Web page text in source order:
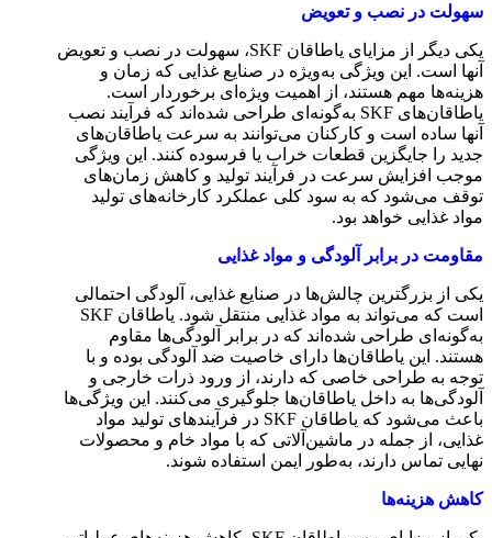
سهولت در نصب و تعویض
یکی دیگر از مزایای یاطاقان SKF، سهولت در نصب و تعویض
آنها است. این ویژگی به‌ویژه در صنایع غذایی که زمان و
هزینه‌ها مهم هستند، از اهمیت ویژه‌ای برخوردار است.
یاطاقان‌های SKF به‌گونه‌ای طراحی شده‌اند که فرآیند نصب
آنها ساده است و کارکنان می‌توانند به سرعت یاطاقان‌های
جدید را جایگزین قطعات خراب یا فرسوده کنند. این ویژگی
موجب افزایش سرعت در فرآیند تولید و کاهش زمان‌های
توقف می‌شود که به سود کلی عملکرد کارخانه‌های تولید
مواد غذایی خواهد بود.
مقاومت در برابر آلودگی و مواد غذایی
یکی از بزرگترین چالش‌ها در صنایع غذایی، آلودگی احتمالی
است که می‌تواند به مواد غذایی منتقل شود. یاطاقان SKF
به‌گونه‌ای طراحی شده‌اند که در برابر آلودگی‌ها مقاوم
هستند. این یاطاقان‌ها دارای خاصیت ضد آلودگی بوده و با
توجه به طراحی خاصی که دارند، از ورود ذرات خارجی و
آلودگی‌ها به داخل یاطاقان‌ها جلوگیری می‌کنند. این ویژگی‌ها
باعث می‌شود که یاطاقان SKF در فرآیندهای تولید مواد
غذایی، از جمله در ماشین‌آلاتی که با مواد خام و محصولات
نهایی تماس دارند، به‌طور ایمن استفاده شوند.
کاهش هزینه‌ها